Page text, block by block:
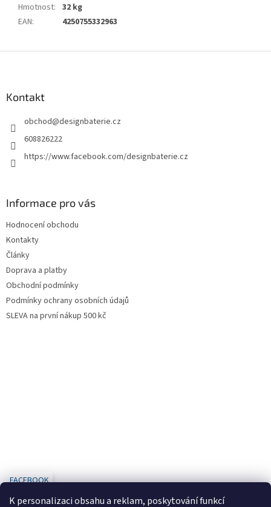
K personalizaci obsahu a reklam, poskytování funkcí
Hmotnost: 32 kg
EAN: 4250755332963
Kontakt
obchod@designbaterie.cz
608826222
https://www.facebook.com/designbaterie.cz
Informace pro vás
Hodnocení obchodu
Kontakty
Články
Doprava a platby
Obchodní podmínky
Podmínky ochrany osobních údajů
SLEVA na první nákup 500 kč
FACEBOOK